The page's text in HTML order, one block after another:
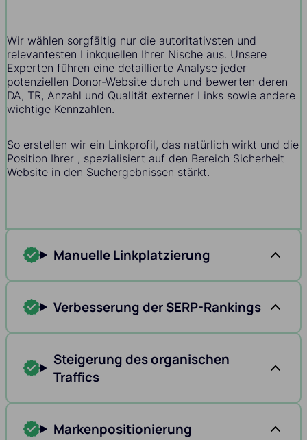
Wir wählen sorgfältig nur die autoritativsten und
relevantesten Linkquellen Ihrer Nische aus. Unsere
Experten führen eine detaillierte Analyse jeder
potenziellen Donor-Website durch und bewerten deren
DA, TR, Anzahl und Qualität externer Links sowie andere
wichtige Kennzahlen.
So erstellen wir ein Linkprofil, das natürlich wirkt und die
Position Ihrer , spezialisiert auf den Bereich Sicherheit
Website in den Suchergebnissen stärkt.
Manuelle Linkplatzierung
Verbesserung der SERP-Rankings
Steigerung des organischen
Traffics
Markenpositionierung